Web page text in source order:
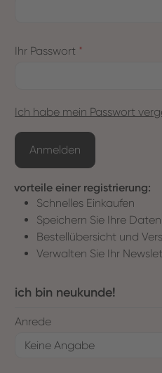
Ihr Passwort *
Ich habe mein Passwort
Anmelden
vorteile einer registrierung:
Schnelles Einkaufen
Speichern Sie Ihre
Bestellübersicht und
Verwalten Sie Ihr
ich bin neukunde!
Persönliche
Anrede